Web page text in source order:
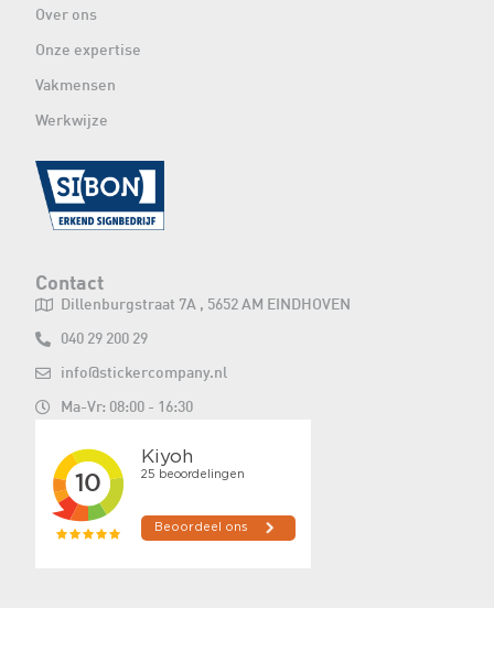
Over ons
Onze expertise
Vakmensen
Werkwijze
Contact
Dillenburgstraat 7A , 5652 AM EINDHOVEN
040 29 200 29
info@stickercompany.nl
Ma-Vr: 08:00 - 16:30